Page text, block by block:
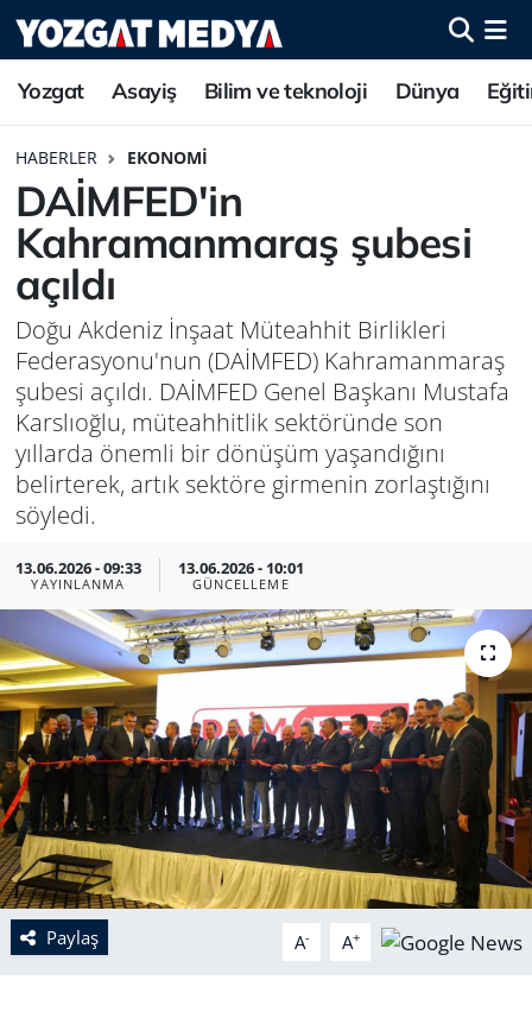
Yozgat Asayiş Bilim ve teknoloji Dünya
HABERLER EKONOMI
DAİMFED'in
Kahramanmaraş şubesi
açıldı
Doğu Akdeniz İnşaat Müteahhit Birlikleri
Federasyonu'nun (DAİMFED) Kahramanmaraş
şubesi açıldı. DAİMFED Genel Başkanı Mustafa
Karslıoğlu, müteahhitlik sektöründe son
yıllarda önemli bir dönüşüm yaşandığını
belirterek, artık sektöre girmenin zorlaştığını
söyledi.
13.06.2026 - 09:33
YAYINLANMA
13.06.2026 - 10:01
GÜNCELLEME
Paylaş A- A+